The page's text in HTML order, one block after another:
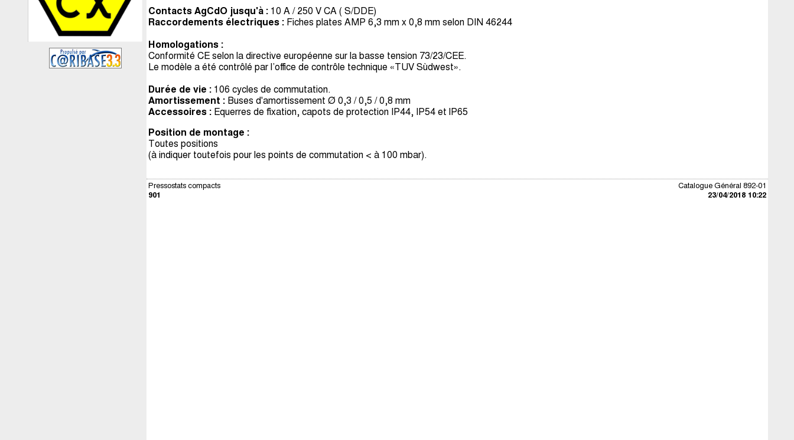
Contacts AgCdO jusqu'à : 10 A / 250 V CA ( S/DDE)
Raccordements électriques : Fiches plates AMP 6,3 mm x 0,8 mm selon DIN 46244
Homologations :
Conformité CE selon la directive européenne sur la basse tension 73/23/CEE.
Le modèle a été contrôlé par l’office de contrôle technique «TUV Sùdwest».
Durée de vie : 106 cycles de commutation.
Amortissement : Buses d'amortissement Ø 0,3 / 0,5 / 0,8 mm
Accessoires : Equerres de fixation, capots de protection IP44, IP54 et lP65
Position de montage :
Toutes positions
(à indiquer toutefois pour les points de commutation < à 100 mbar).
Catalogue Général 892-01
23/04/2018 10:22
Pressostats compacts
901